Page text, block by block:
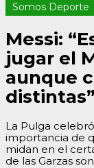
Somos Deporte
Messi:
jugar el
aunque
distintas”
La Pulga
importancia de
midan en el
de las Garzas